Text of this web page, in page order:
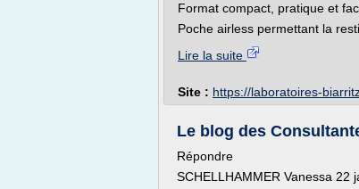
Format compact, pratique et
Poche airless permettant la
Lire la suite
Site : https://laboratoires-
Le blog des
Répondre
SCHELLHAMMER Vanessa 22